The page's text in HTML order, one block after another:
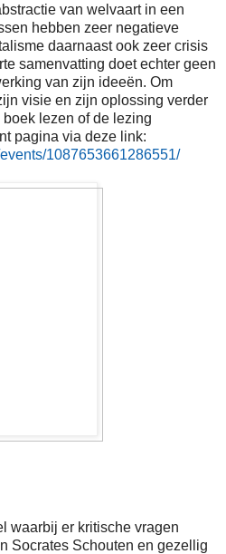
van welvaart in een
hebben zeer negatieve
daarnaast ook zeer crisis
samenvatting doet echter geen
van zijn ideeën. Om
visie en zijn oplossing verder
lezen of de lezing
pagina via deze link:
1087653661286551/
waarbij er kritische vragen
Socrates Schouten en gezellig